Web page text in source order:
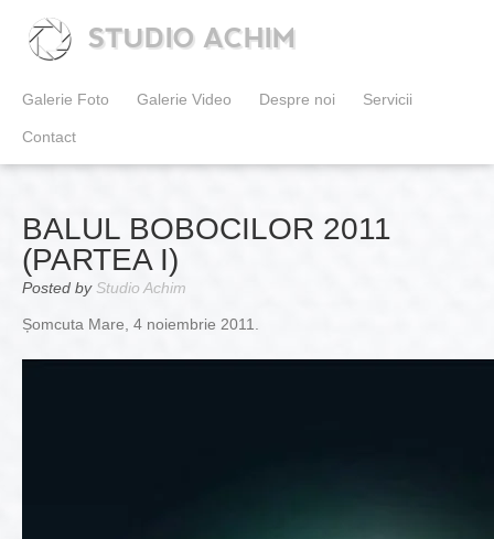
STUDIO ACHIM
Galerie Foto Galerie Video Despre noi Servicii
Contact
BALUL BOBOCILOR 2011
(PARTEA I)
Posted by Studio Achim
Șomcuta Mare, 4 noiembrie 2011.